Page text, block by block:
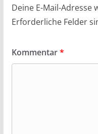
Deine E-Mail-
Erforderliche Felder
Kommentar*